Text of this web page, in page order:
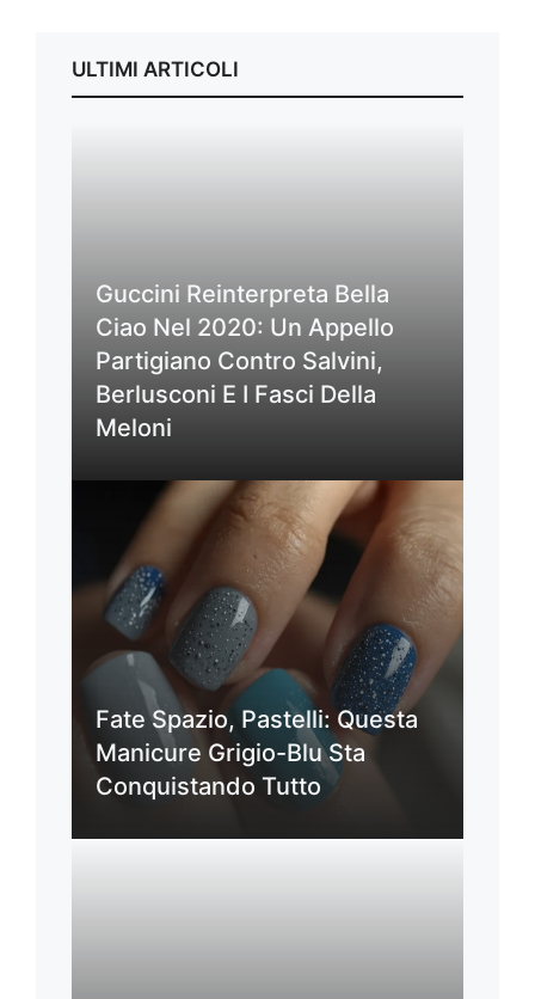
ULTIMI ARTICOLI
Guccini Reinterpreta Bella
Ciao Nel 2020: Un Appello
Partigiano Contro Salvini,
Berlusconi E I Fasci Della
Meloni
Fate Spazio, Pastelli: Questa
Manicure Grigio-Blu Sta
Conquistando Tutto